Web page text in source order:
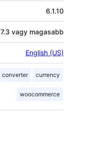
6.1.10
7.3 vagy magasabb
English (US)
converter currency
woocommerce